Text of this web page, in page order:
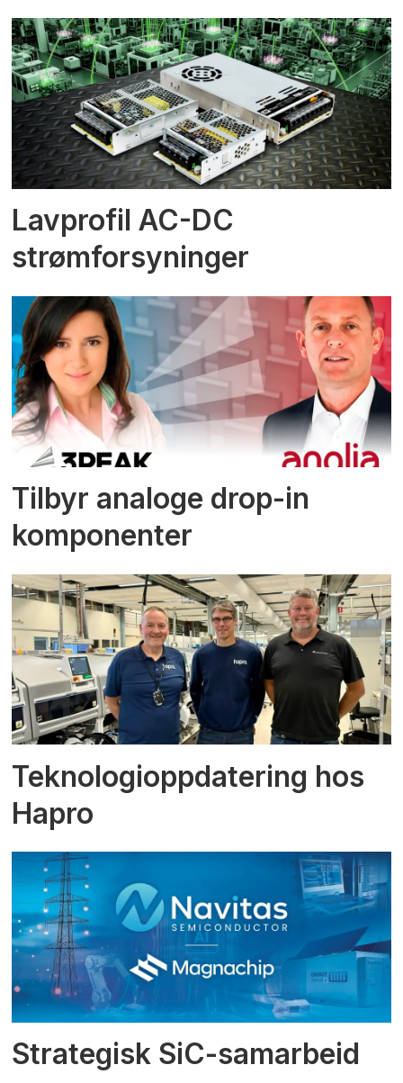
Lavprofil AC-DC
strømforsyninger
Tilbyr analoge drop-in
komponenter
Teknologioppdatering hos
Hapro
Strategisk SiC-samarbeid